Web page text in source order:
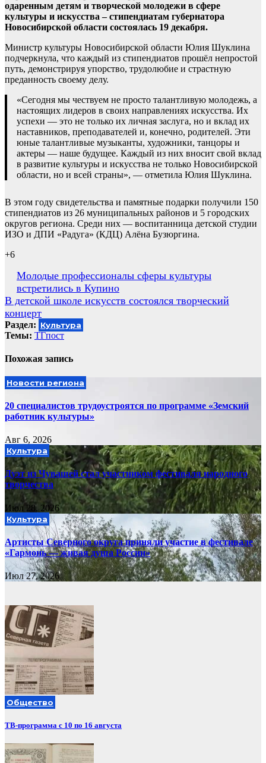
одаренным детям и творческой молодежи в сфере
культуры и искусства – стипендиатам губернатора
Новосибирской области состоялась 19 декабря.
Министр культуры Новосибирской области Юлия Шуклина
подчеркнула, что каждый из стипендиатов прошёл непростой
путь, демонстрируя упорство, трудолюбие и страстную
преданность своему делу.
«Сегодня мы чествуем не просто талантливую молодежь, а
настоящих лидеров в своих направлениях искусства. Их
успехи — это не только их личная заслуга, но и вклад их
наставников, преподавателей и, конечно, родителей. Эти
юные талантливые музыканты, художники, танцоры и
актеры — наше будущее. Каждый из них вносит свой вклад
в развитие культуры и искусства не только Новосибирской
области, но и всей страны», — отметила Юлия Шуклина.
В этом году свидетельства и памятные подарки получили 150
стипендиатов из 26 муниципальных районов и 5 городских
округов региона. Среди них — воспитанница детской студии
ИЗО и ДПИ «Радуга» (КДЦ) Алёна Бузюргина.
+6
Навигация
по
записям
Молодые профессионалы сферы культуры
встретились в Купино
В детской школе искусств состоялся творческий
концерт
Раздел: Культура
Темы: ТГпост
Похожая запись
Новости региона
20 специалистов трудоустроятся по программе «Земский
работник культуры»
Авг 6, 2026
Культура
Дуэт из Чувашей стал участником фестиваля народного
творчества
Июл 28, 2026
Культура
Артисты Северного округа приняли участие в фестивале
«Гармонь — живая душа России»
Июл 27, 2026
Общество
ТВ-программа с 10 по 16 августа